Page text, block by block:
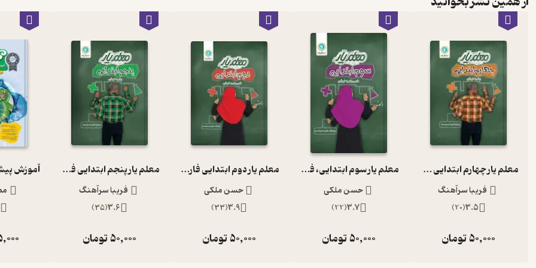
معلم یار چهارم ابتدایی فارسی، ریاضی و علوم تجربی
فریبا سرآهنگ
3.5
(
20
)
50,000تومان
معلم یار سوم ابتدایی، فارسی، ریاضی و علوم تجربی 1401
حسن ملکی
3.7
(
22
)
50,000تومان
معلم یار دوم ابتدایی فارسی، ریاضی و علوم تجربی
حسن ملکی
3.9
(
33
)
50,000تومان
معلم یار پنجم ابتدایی فارسی، ریاضی و علوم تجربی
فریبا سرآهنگ
3.6
(
35
)
50,000تومان